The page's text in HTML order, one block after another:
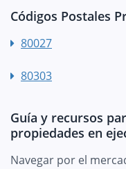
Códigos Postales
80027
80303
Guía y recursos
propiedades en
Navegar por el